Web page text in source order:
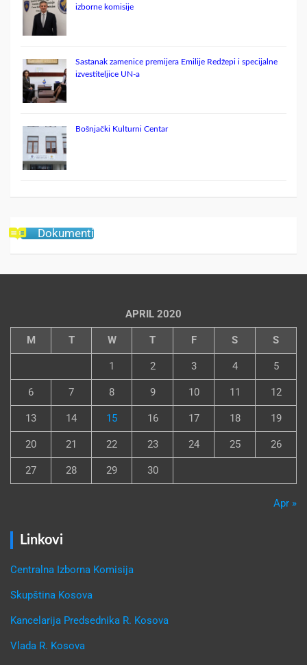
izborne komisije
Sastanak zamenice premijera Emilije Redžepi i specijalne
izvestiteljice UN-a
Bošnjački Kulturni Centar
Dokumenti
APRIL 2020
M T W T F S S
1 2 3 4 5
6 7 8 9 10 11 12
13 14 15 16 17 18 19
20 21 22 23 24 25 26
27 28 29 30
Apr »
Linkovi
Centralna Izborna Komisija
Skupština Kosova
Kancelarija Predsednika R. Kosova
Vlada R. Kosova